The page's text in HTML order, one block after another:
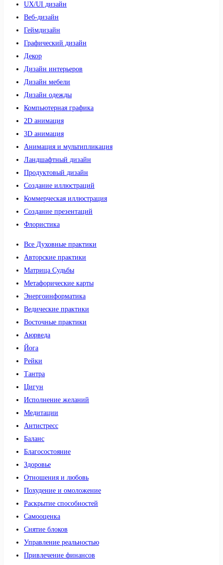
UX/UI дизайн
Веб-дизайн
Геймдизайн
Графический дизайн
Декор
Дизайн интерьеров
Дизайн мебели
Дизайн одежды
Компьютерная графика
2D анимация
3D анимация
Анимация и мультипликация
Ландшафтный дизайн
Продуктовый дизайн
Создание иллюстраций
Коммерческая иллюстрация
Создание презентаций
Флористика
Все Духовные практики
Авторские практики
Матрица Судьбы
Метафорические карты
Энергоинформатика
Ведические практики
Восточные практики
Аюрведа
Йога
Рейки
Тантра
Цигун
Исполнение желаний
Медитации
Антистресс
Баланс
Благосостояние
Здоровье
Отношения и любовь
Похудение и омоложение
Раскрытие способностей
Самооценка
Снятие блоков
Управление реальностью
Привлечение финансов